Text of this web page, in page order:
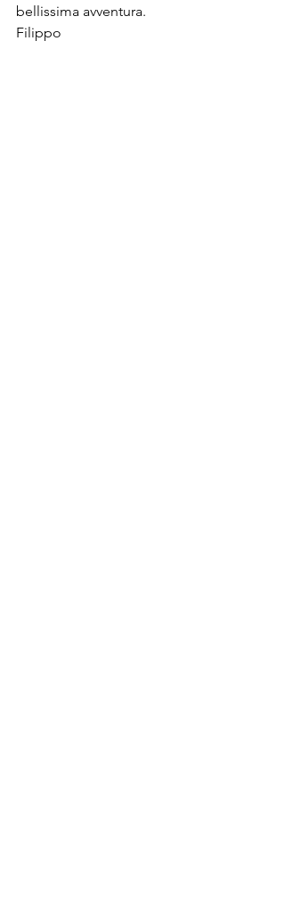
bellissima avventura.
Filippo